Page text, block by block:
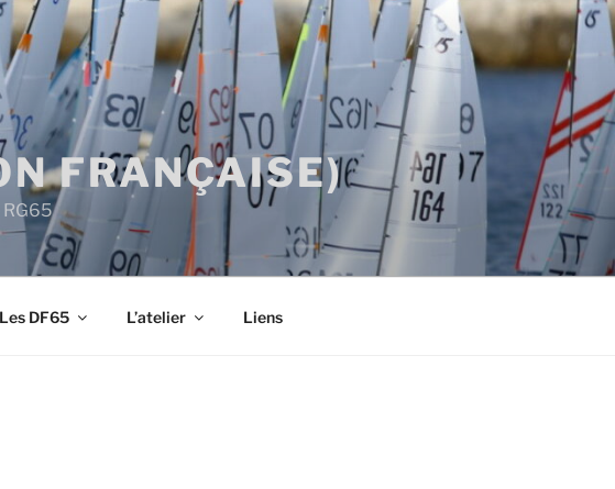
FRANÇAISE)
RG65
Les DF65 L’atelier Liens